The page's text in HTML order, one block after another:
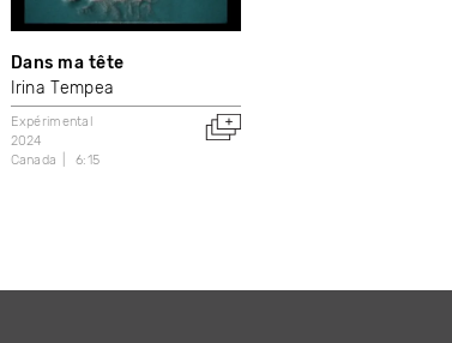
Dans ma tête
Irina Tempea
Expérimental
2024
Canada
6:15